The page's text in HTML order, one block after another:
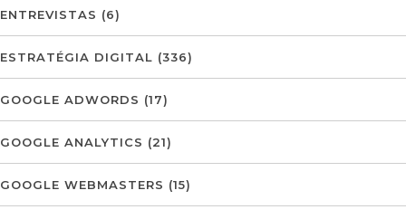
ENTREVISTAS (6)
ESTRATÉGIA DIGITAL (336)
GOOGLE ADWORDS (17)
GOOGLE ANALYTICS (21)
GOOGLE WEBMASTERS (15)